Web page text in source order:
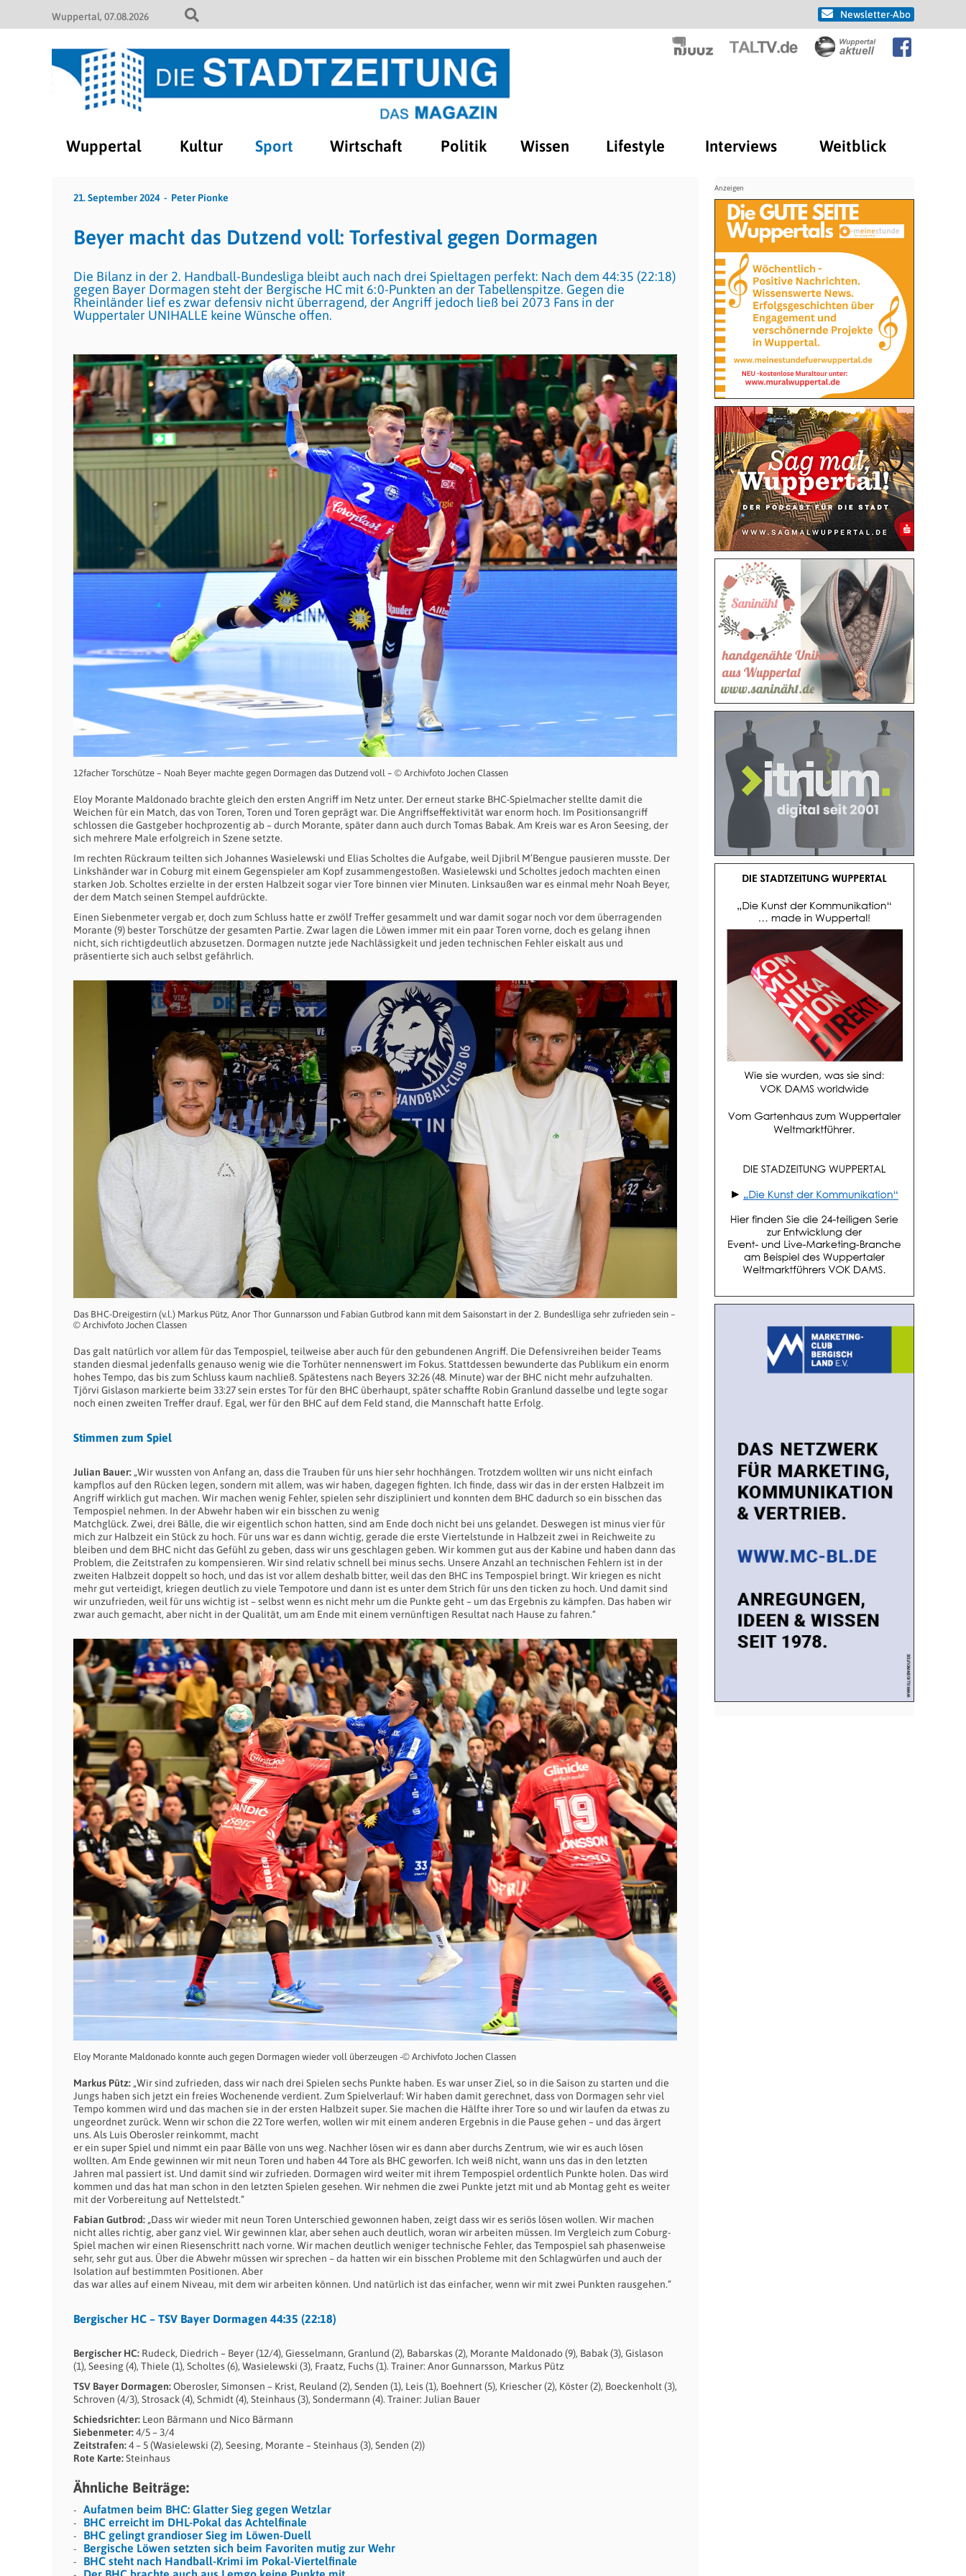
Wuppertal 07.08.2026 Newsletter-Abo
Wuppertal Kultur Sport Wirtschaft Politik Wissen Lifestyle Interviews Weitblick
21. September 2024 Peter Pionke
Beyer macht das Dutzend voll: Torfestival gegen Dormagen
Die Bilanz in der 2. Handball-Bundesliga bleibt auch nach drei Spieltagen perfekt: Nach dem 44:35 (22:18)
gegen Bayer Dormagen steht der Bergische HC mit 6:0-Punkten an der Tabellenspitze. Gegen die
Rheinländer lief es zwar defensiv nicht überragend, der Angriff jedoch ließ bei 2073 Fans in der
Wuppertaler UNIHALLE keine Wünsche offen.
12facher Torschütze – Noah Beyer machte gegen Dormagen das Dutzend voll – © Archivfoto Jochen Classen
Eloy Morante Maldonado brachte gleich den ersten Angriff im Netz unter. Der erneut starke BHC-Spielmacher stellte damit die
Weichen für ein Match, das von Toren, Toren und Toren geprägt war. Die Angriffseffektivität war enorm hoch. Im Positionsangriff
schlossen die Gastgeber hochprozentig ab – durch Morante, später dann auch durch Tomas Babak. Am Kreis war es Aron Seesing, der
sich mehrere Male erfolgreich in Szene setzte.
Im rechten Rückraum teilten sich Johannes Wasielewski und Elias Scholtes die Aufgabe, weil Djibril M’Bengue pausieren musste. Der
Linkshänder war in Coburg mit einem Gegenspieler am Kopf zusammengestoßen. Wasielewski und Scholtes jedoch machten einen
starken Job. Scholtes erzielte in der ersten Halbzeit sogar vier Tore binnen vier Minuten. Linksaußen war es einmal mehr Noah Beyer,
der dem Match seinen Stempel aufdrückte.
Einen Siebenmeter vergab er, doch zum Schluss hatte er zwölf Treffer gesammelt und war damit sogar noch vor dem überragenden
Morante (9) bester Torschütze der gesamten Partie. Zwar lagen die Löwen immer mit ein paar Toren vorne, doch es gelang ihnen
nicht, sich richtigdeutlich abzusetzen. Dormagen nutzte jede Nachlässigkeit und jeden technischen Fehler eiskalt aus und
präsentierte sich auch selbst gefährlich.
Das BHC-Dreigestirn (v.l.) Markus Pütz, Anor Thor Gunnarsson und Fabian Gutbrod kann mit dem Saisonstart in der 2. Bundeslliga sehr zufrieden sein –
© Archivfoto Jochen Classen
Das galt natürlich vor allem für das Tempospiel, teilweise aber auch für den gebundenen Angriff. Die Defensivreihen beider Teams
standen diesmal jedenfalls genauso wenig wie die Torhüter nennenswert im Fokus. Stattdessen bewunderte das Publikum ein enorm
hohes Tempo, das bis zum Schluss kaum nachließ. Spätestens nach Beyers 32:26 (48. Minute) war der BHC nicht mehr aufzuhalten.
Tjörvi Gislason markierte beim 33:27 sein erstes Tor für den BHC überhaupt, später schaffte Robin Granlund dasselbe und legte sogar
noch einen zweiten Treffer drauf. Egal, wer für den BHC auf dem Feld stand, die Mannschaft hatte Erfolg.
Stimmen zum Spiel
Julian Bauer: „Wir wussten von Anfang an, dass die Trauben für uns hier sehr hochhängen. Trotzdem wollten wir uns nicht einfach
kampflos auf den Rücken legen, sondern mit allem, was wir haben, dagegen fighten. Ich finde, dass wir das in der ersten Halbzeit im
Angriff wirklich gut machen. Wir machen wenig Fehler, spielen sehr diszipliniert und konnten dem BHC dadurch so ein bisschen das
Tempospiel nehmen. In der Abwehr haben wir ein bisschen zu wenig
Matchglück. Zwei, drei Bälle, die wir eigentlich schon hatten, sind am Ende doch nicht bei uns gelandet. Deswegen ist minus vier für
mich zur Halbzeit ein Stück zu hoch. Für uns war es dann wichtig, gerade die erste Viertelstunde in Halbzeit zwei in Reichweite zu
bleiben und dem BHC nicht das Gefühl zu geben, dass wir uns geschlagen geben. Wir kommen gut aus der Kabine und haben dann das
Problem, die Zeitstrafen zu kompensieren. Wir sind relativ schnell bei minus sechs. Unsere Anzahl an technischen Fehlern ist in der
zweiten Halbzeit doppelt so hoch, und das ist vor allem deshalb bitter, weil das den BHC ins Tempospiel bringt. Wir kriegen es nicht
mehr gut verteidigt, kriegen deutlich zu viele Tempotore und dann ist es unter dem Strich für uns den ticken zu hoch. Und damit sind
wir unzufrieden, weil für uns wichtig ist – selbst wenn es nicht mehr um die Punkte geht – um das Ergebnis zu kämpfen. Das haben wir
zwar auch gemacht, aber nicht in der Qualität, um am Ende mit einem vernünftigen Resultat nach Hause zu fahren.“
Eloy Morante Maldonado konnte auch gegen Dormagen wieder voll überzeugen -© Archivfoto Jochen Classen
Markus Pütz: „Wir sind zufrieden, dass wir nach drei Spielen sechs Punkte haben. Es war unser Ziel, so in die Saison zu starten und die
Jungs haben sich jetzt ein freies Wochenende verdient. Zum Spielverlauf: Wir haben damit gerechnet, dass von Dormagen sehr viel
Tempo kommen wird und das machen sie in der ersten Halbzeit super. Sie machen die Hälfte ihrer Tore so und wir laufen da etwas zu
ungeordnet zurück. Wenn wir schon die 22 Tore werfen, wollen wir mit einem anderen Ergebnis in die Pause gehen – und das ärgert
uns. Als Luis Oberosler reinkommt, macht
er ein super Spiel und nimmt ein paar Bälle von uns weg. Nachher lösen wir es dann aber durchs Zentrum, wie wir es auch lösen
wollten. Am Ende gewinnen wir mit neun Toren und haben 44 Tore als BHC geworfen. Ich weiß nicht, wann uns das in den letzten
Jahren mal passiert ist. Und damit sind wir zufrieden. Dormagen wird weiter mit ihrem Tempospiel ordentlich Punkte holen. Das wird
kommen und das hat man schon in den letzten Spielen gesehen. Wir nehmen die zwei Punkte jetzt mit und ab Montag geht es weiter
mit der Vorbereitung auf Nettelstedt.“
Fabian Gutbrod: „Dass wir wieder mit neun Toren Unterschied gewonnen haben, zeigt dass wir es seriös lösen wollen. Wir machen
nicht alles richtig, aber ganz viel. Wir gewinnen klar, aber sehen auch deutlich, woran wir arbeiten müssen. Im Vergleich zum Coburg-
Spiel machen wir einen Riesenschritt nach vorne. Wir machen deutlich weniger technische Fehler, das Tempospiel sah phasenweise
sehr, sehr gut aus. Über die Abwehr müssen wir sprechen – da hatten wir ein bisschen Probleme mit den Schlagwürfen und auch der
Isolation auf bestimmten Positionen. Aber
das war alles auf einem Niveau, mit dem wir arbeiten können. Und natürlich ist das einfacher, wenn wir mit zwei Punkten rausgehen.“
Bergischer HC – TSV Bayer Dormagen 44:35 (22:18)
Bergischer HC: Rudeck, Diedrich – Beyer (12/4), Giesselmann, Granlund (2), Babarskas (2), Morante Maldonado (9), Babak (3), Gislason
(1), Seesing (4), Thiele (1), Scholtes (6), Wasielewski (3), Fraatz, Fuchs (1). Trainer: Anor Gunnarsson, Markus Pütz
TSV Bayer Dormagen:Oberosler, Simonsen – Krist, Reuland (2), Senden (1), Leis (1), Boehnert (5), Kriescher (2), Köster (2), Boeckenholt (3),
Schroven (4/3), Strosack (4), Schmidt (4), Steinhaus (3), Sondermann (4). Trainer: Julian Bauer
Schiedsrichter: Leon Bärmann und Nico Bärmann
Siebenmeter:4/5 – 3/4
Zeitstrafen:4 – 5 (Wasielewski (2), Seesing, Morante – Steinhaus (3), Senden (2))
Rote Karte:Steinhaus
Ähnliche Beiträge:
Aufatmen beim BHC: Glatter Sieg gegen Wetzlar
BHC erreicht im DHL-Pokal das Achtelfinale
BHC gelingt grandioser Sieg im Löwen-Duell
Bergische Löwen setzten sich beim Favoriten mutig zur Wehr
BHC steht nach Handball-Krimi im Pokal-Viertelfinale